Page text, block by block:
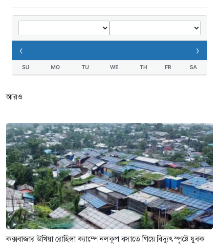
‹ ›
SU MO TU WE TH FR SA
আরও
কক্সবাজার উখিয়া রোহিঙ্গা ক্যাম্পে নলকূপ বসাতে গিয়ে বিদ্যুৎস্পৃষ্টে যুবক